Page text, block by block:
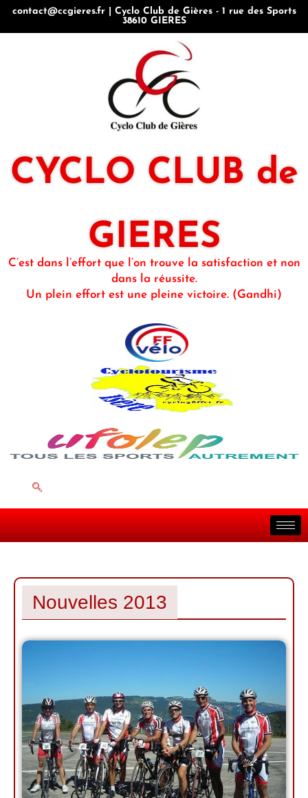
contact@ccgieres.fr | Cyclo Club de Gières - 1 rue des Sports
38610 GIERES
CYCLO CLUB de
GIERES
C’est dans l’effort que l’on trouve la satisfaction et non
dans la réussite.
Un plein effort est une pleine victoire. (Gandhi)
Nouvelles 2013